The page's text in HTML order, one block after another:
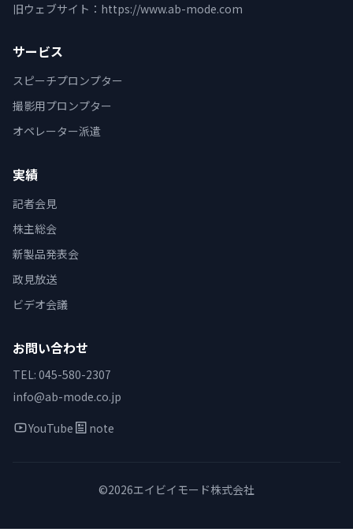
旧ウェブサイト： https://www.ab-mode.com
サービス
スピーチプロンプター
撮影用プロンプター
オペレーター派遣
実績
記者会見
株主総会
新製品発表会
政見放送
ビデオ会議
お問い合わせ
TEL: 045-580-2307
info@ab-mode.co.jp
YouTube
note
©2026エイビイモード株式会社